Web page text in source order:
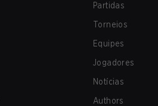
Partidas
Torneios
Equipes
Jogadores
Notícias
Authors